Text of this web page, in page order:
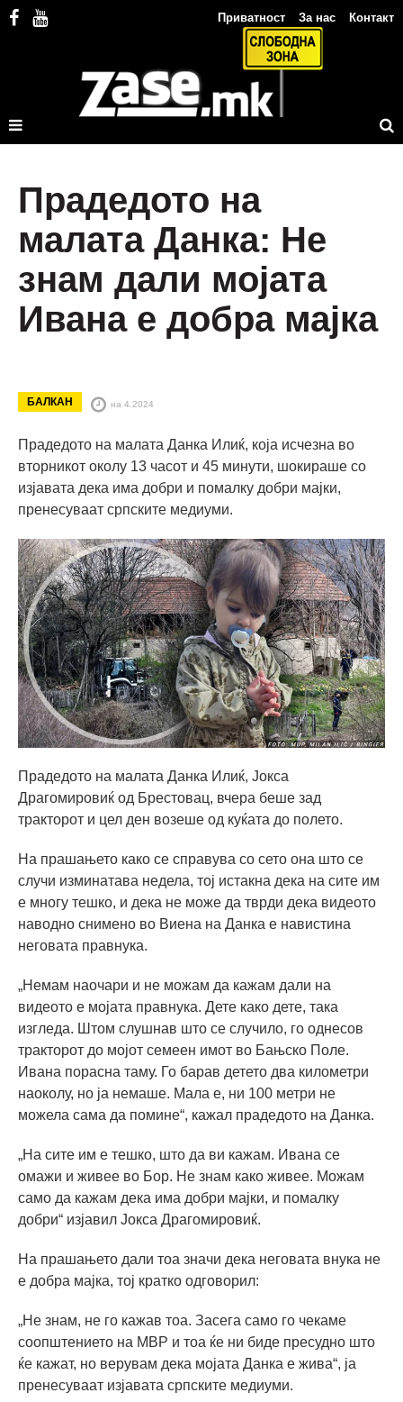
Приватност За нас Контакт
Прадедото на
малата Данка: Не
знам дали мојата
Ивана е добра мајка
БАЛКАН на 4.2024
Прадедото на малата Данка Илиќ, која исчезна во
вторникот околу 13 часот и 45 минути, шокираше со
изјавата дека има добри и помалку добри мајки,
пренесуваат српските медиуми.
Прадедото на малата Данка Илиќ, Јокса
Драгомировиќ од Брестовац, вчера беше зад
тракторот и цел ден возеше од куќата до полето.
На прашањето како се справува со сето она што се
случи изминатава недела, тој истакна дека на сите им
е многу тешко, и дека не може да тврди дека видеото
наводно снимено во Виена на Данка е навистина
неговата правнука.
„Немам наочари и не можам да кажам дали на
видеото е мојата правнука. Дете како дете, така
изгледа. Штом слушнав што се случило, го однесов
тракторот до мојот семеен имот во Бањско Поле.
Ивана порасна таму. Го барав детето два километри
наоколу, но ја немаше. Мала е, ни 100 метри не
можела сама да помине“, кажал прадедото на Данка.
„На сите им е тешко, што да ви кажам. Ивана се
омажи и живее во Бор. Не знам како живее. Можам
само да кажам дека има добри мајки, и помалку
добри“ изјавил Јокса Драгомировиќ.
На прашањето дали тоа значи дека неговата внука не
е добра мајка, тој кратко одговорил:
„Не знам, не го кажав тоа. Засега само го чекаме
соопштението на МВР и тоа ќе ни биде пресудно што
ќе кажат, но верувам дека мојата Данка е жива“, ја
пренесуваат изјавата српските медиуми.